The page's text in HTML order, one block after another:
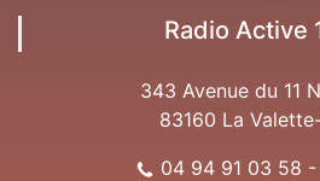
Radio Active
343 Avenue du 11
83160 La
04 94 91 03 58 -